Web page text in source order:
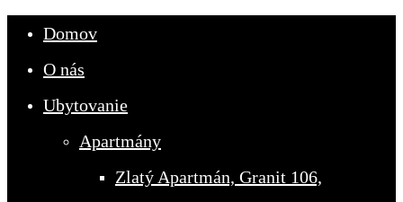
Domov
O nás
Ubytovanie
Apartmány
Zlatý Apartmán, Granit 106,